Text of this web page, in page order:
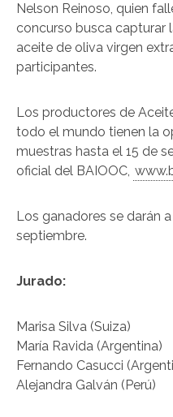
Nelson Reinoso, quien
concurso busca capturar
aceite de oliva virgen
participantes.
Los productores de
todo el mundo tienen la
muestras hasta el 15 de
oficial del BAIOOC,
Los ganadores se darán
septiembre.
Jurado:
Marisa Silva (Suiza)
María Ravida (Argentina)
Fernando Casucci
Alejandra Galván (Perú)